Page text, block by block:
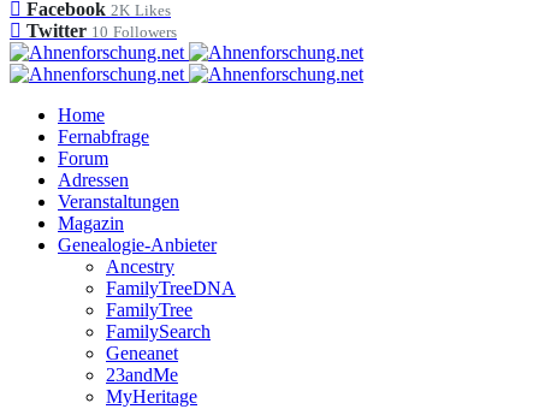
Facebook 2K Likes
Twitter 10 Followers
Home
Fernabfrage
Forum
Adressen
Veranstaltungen
Magazin
Genealogie-Anbieter
Ancestry
FamilyTreeDNA
FamilyTree
FamilySearch
Geneanet
23andMe
MyHeritage